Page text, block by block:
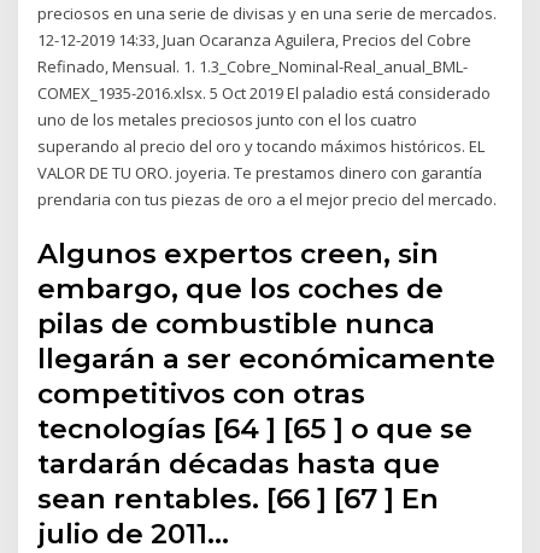
preciosos en una serie de divisas y en una serie de mercados.
12-12-2019 14:33, Juan Ocaranza Aguilera, Precios del Cobre
Refinado, Mensual. 1. 1.3_Cobre_Nominal-Real_anual_BML-
COMEX_1935-2016.xlsx. 5 Oct 2019 El paladio está considerado
uno de los metales preciosos junto con el los cuatro
superando al precio del oro y tocando máximos históricos. EL
VALOR DE TU ORO. joyeria. Te prestamos dinero con garantía
prendaria con tus piezas de oro a el mejor precio del mercado.
Algunos expertos creen, sin
embargo, que los coches de
pilas de combustible nunca
llegarán a ser económicamente
competitivos con otras
tecnologías [64 ] [65 ] o que se
tardarán décadas hasta que
sean rentables. [66 ] [67 ] En
julio de 2011…